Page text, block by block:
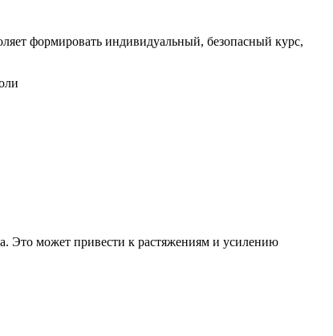
формировать индивидуальный, безопасный курс,
Это может привести к растяжениям и усилению